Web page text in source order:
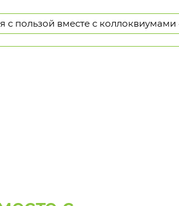
пользой вместе с коллоквиумами